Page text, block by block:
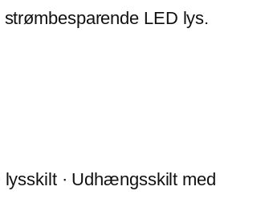
LED lys.
lysskilt · Udhængsskilt med